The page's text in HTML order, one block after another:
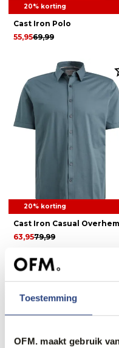
Toestemming
OFM. maakt gebruik
20% korting
Cast Iron Polo
69,99
55,95
20% korting
Cast Iron Casual
79,99
63,95
1 2